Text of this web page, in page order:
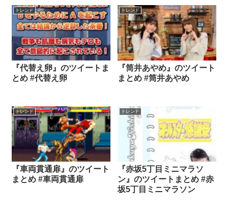
トレンド
『代替え卵』のツイートま
とめ #代替え卵
トレンド
『筒井あやめ』のツイート
まとめ #筒井あやめ
トレンド
『車両貫通扉』のツイート
まとめ #車両貫通扉
トレンド
『赤坂5丁目ミニマラソ
ン』のツイートまとめ #赤
坂5丁目ミニマラソン